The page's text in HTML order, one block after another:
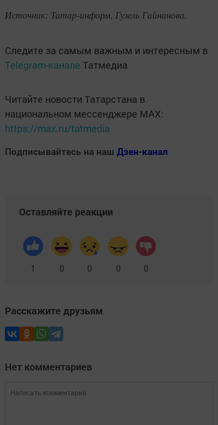
Источник: Татар-информ, Гузель Гайнанова.
Следите за самым важным и интересным в
Telegram-канале Татмедиа
Читайте новости Татарстана в
национальном мессенджере MАХ:
https://max.ru/tatmedia
Подписывайтесь на наш Дзен-канал
Оставляйте реакции
1 0 0 0 0
Расскажите друзьям
Нет комментариев